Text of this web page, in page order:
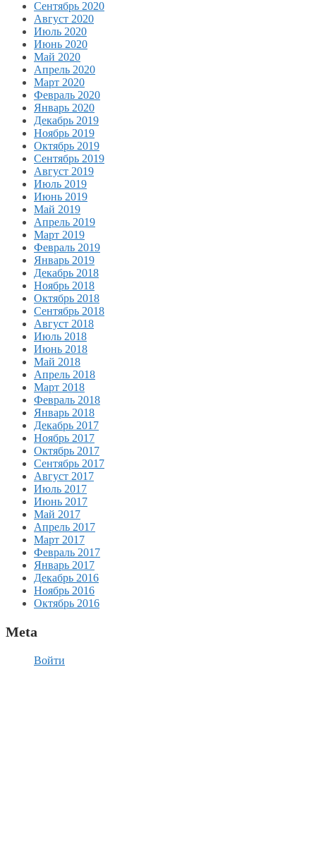
Сентябрь 2020
Август 2020
Июль 2020
Июнь 2020
Май 2020
Апрель 2020
Март 2020
Февраль 2020
Январь 2020
Декабрь 2019
Ноябрь 2019
Октябрь 2019
Сентябрь 2019
Август 2019
Июль 2019
Июнь 2019
Май 2019
Апрель 2019
Март 2019
Февраль 2019
Январь 2019
Декабрь 2018
Ноябрь 2018
Октябрь 2018
Сентябрь 2018
Август 2018
Июль 2018
Июнь 2018
Май 2018
Апрель 2018
Март 2018
Февраль 2018
Январь 2018
Декабрь 2017
Ноябрь 2017
Октябрь 2017
Сентябрь 2017
Август 2017
Июль 2017
Июнь 2017
Май 2017
Апрель 2017
Март 2017
Февраль 2017
Январь 2017
Декабрь 2016
Ноябрь 2016
Октябрь 2016
Meta
Войти